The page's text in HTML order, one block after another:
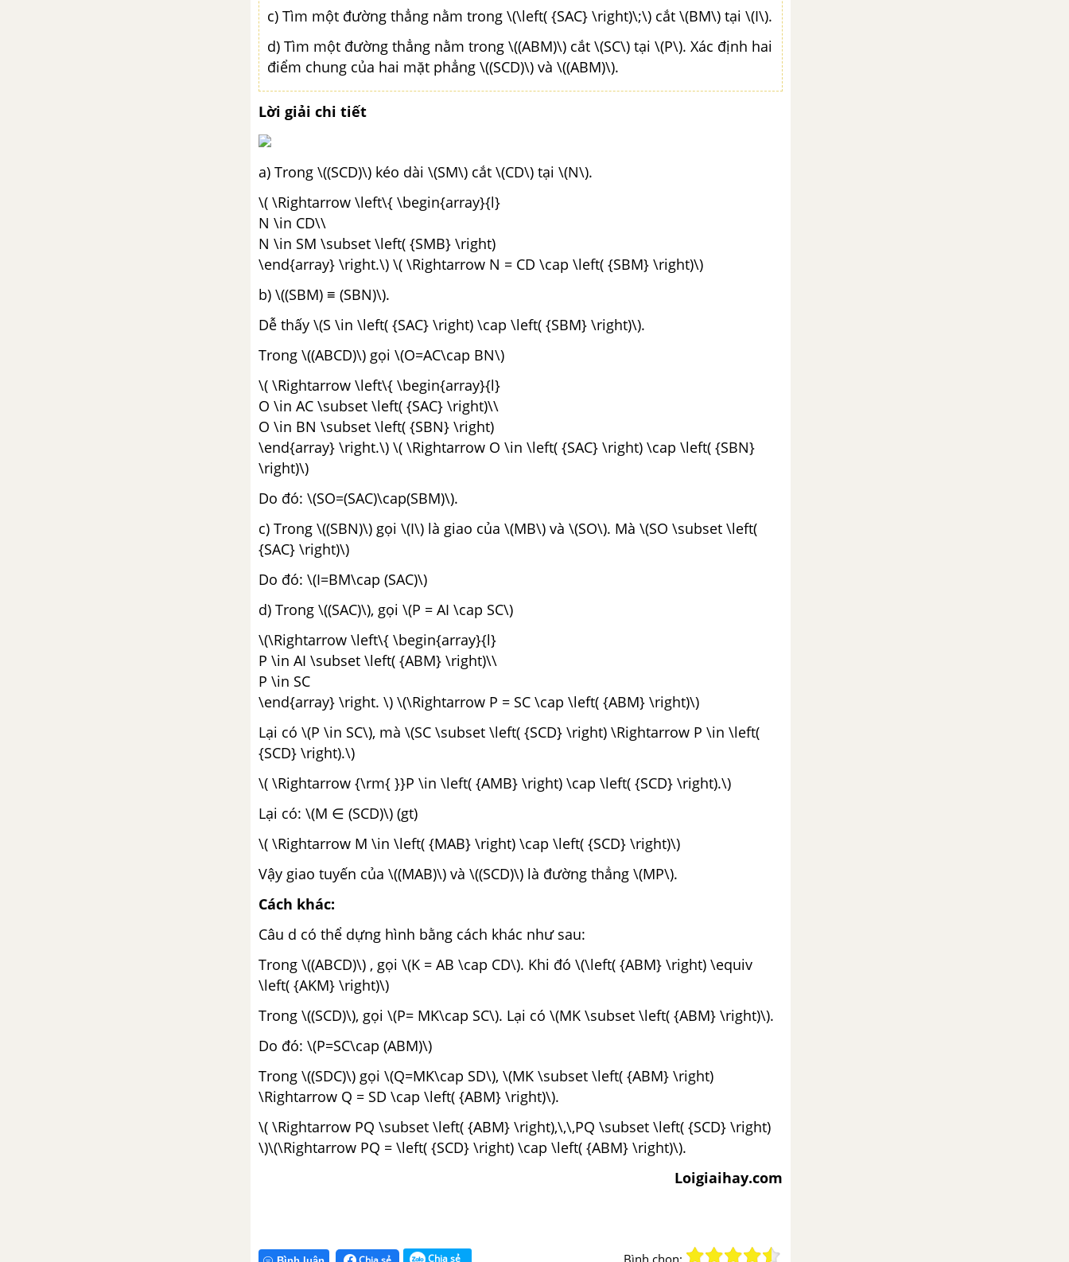
c) Tìm một đường thẳng nằm trong \(\left( {SAC} \right)\;\) cắt \(BM\) tại \(I\).
d) Tìm một đường thẳng nằm trong \((ABM)\) cắt \(SC\) tại \(P\). Xác định hai
điểm chung của hai mặt phẳng \((SCD)\) và \((ABM)\).
Lời giải chi tiết
a) Trong \((SCD)\) kéo dài \(SM\) cắt \(CD\) tại \(N\).
\( \Rightarrow \left\{ \begin{array}{l}
N \in CD\\
N \in SM \subset \left( {SMB} \right)
\end{array} \right.\) \( \Rightarrow N = CD \cap \left( {SBM} \right)\)
b) \((SBM) ≡ (SBN)\).
Dễ thấy \(S \in \left( {SAC} \right) \cap \left( {SBM} \right)\).
Trong \((ABCD)\) gọi \(O=AC\cap BN\)
\( \Rightarrow \left\{ \begin{array}{l}
O \in AC \subset \left( {SAC} \right)\\
O \in BN \subset \left( {SBN} \right)
\end{array} \right.\) \( \Rightarrow O \in \left( {SAC} \right) \cap \left( {SBN}
\right)\)
Do đó: \(SO=(SAC)\cap(SBM)\).
c) Trong \((SBN)\) gọi \(I\) là giao của \(MB\) và \(SO\). Mà \(SO \subset \left(
{SAC} \right)\)
Do đó: \(I=BM\cap (SAC)\)
d) Trong \((SAC)\), gọi \(P = AI \cap SC\)
\(\Rightarrow \left\{ \begin{array}{l}
P \in AI \subset \left( {ABM} \right)\\
P \in SC
\end{array} \right. \) \(\Rightarrow P = SC \cap \left( {ABM} \right)\)
Lại có \(P \in SC\), mà \(SC \subset \left( {SCD} \right) \Rightarrow P \in \left(
{SCD} \right).\)
\( \Rightarrow {\rm{ }}P \in \left( {AMB} \right) \cap \left( {SCD} \right).\)
Lại có: \(M ∈ (SCD)\) (gt)
\( \Rightarrow M \in \left( {MAB} \right) \cap \left( {SCD} \right)\)
Vậy giao tuyến của \((MAB)\) và \((SCD)\) là đường thẳng \(MP\).
Cách khác:
Câu d có thể dựng hình bằng cách khác như sau:
Trong \((ABCD)\) , gọi \(K = AB \cap CD\). Khi đó \(\left( {ABM} \right) \equiv
\left( {AKM} \right)\)
Trong \((SCD)\), gọi \(P= MK\cap SC\). Lại có \(MK \subset \left( {ABM} \right)\).
Do đó: \(P=SC\cap (ABM)\)
Trong \((SDC)\) gọi \(Q=MK\cap SD\), \(MK \subset \left( {ABM} \right)
\Rightarrow Q = SD \cap \left( {ABM} \right)\).
\( \Rightarrow PQ \subset \left( {ABM} \right),\,\,PQ \subset \left( {SCD} \right)
\)\(\Rightarrow PQ = \left( {SCD} \right) \cap \left( {ABM} \right)\).
Loigiaihay.com
Chia sẻ Bình chọn: